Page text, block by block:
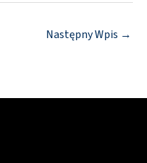
Następny Wpis →